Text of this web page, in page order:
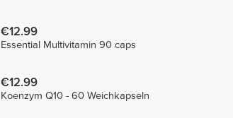
€12.99
Essential Multivitamin 90 caps
€12.99
Koenzym Q10 - 60 Weichkapseln